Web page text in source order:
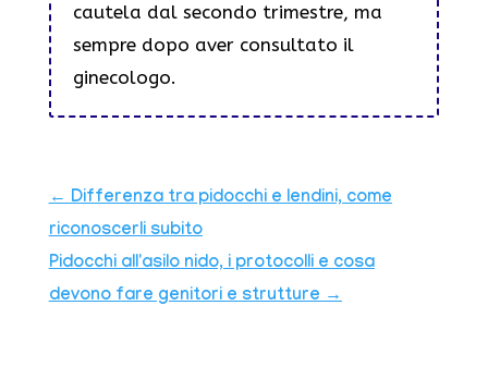
cautela dal secondo trimestre, ma
sempre dopo aver consultato il
ginecologo.
←Differenza tra pidocchi e lendini, come
riconoscerli subito
Pidocchi all'asilo nido, i protocolli e cosa
devono fare genitori e strutture→